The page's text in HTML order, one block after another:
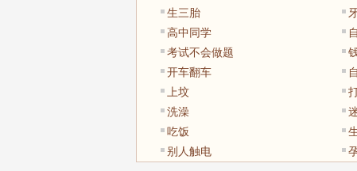
生三胎
高中同学
考试不会做题
开车翻车
上坟
洗澡
吃饭
别人触电